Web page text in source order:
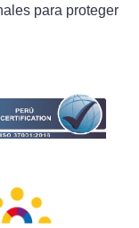
para proteger